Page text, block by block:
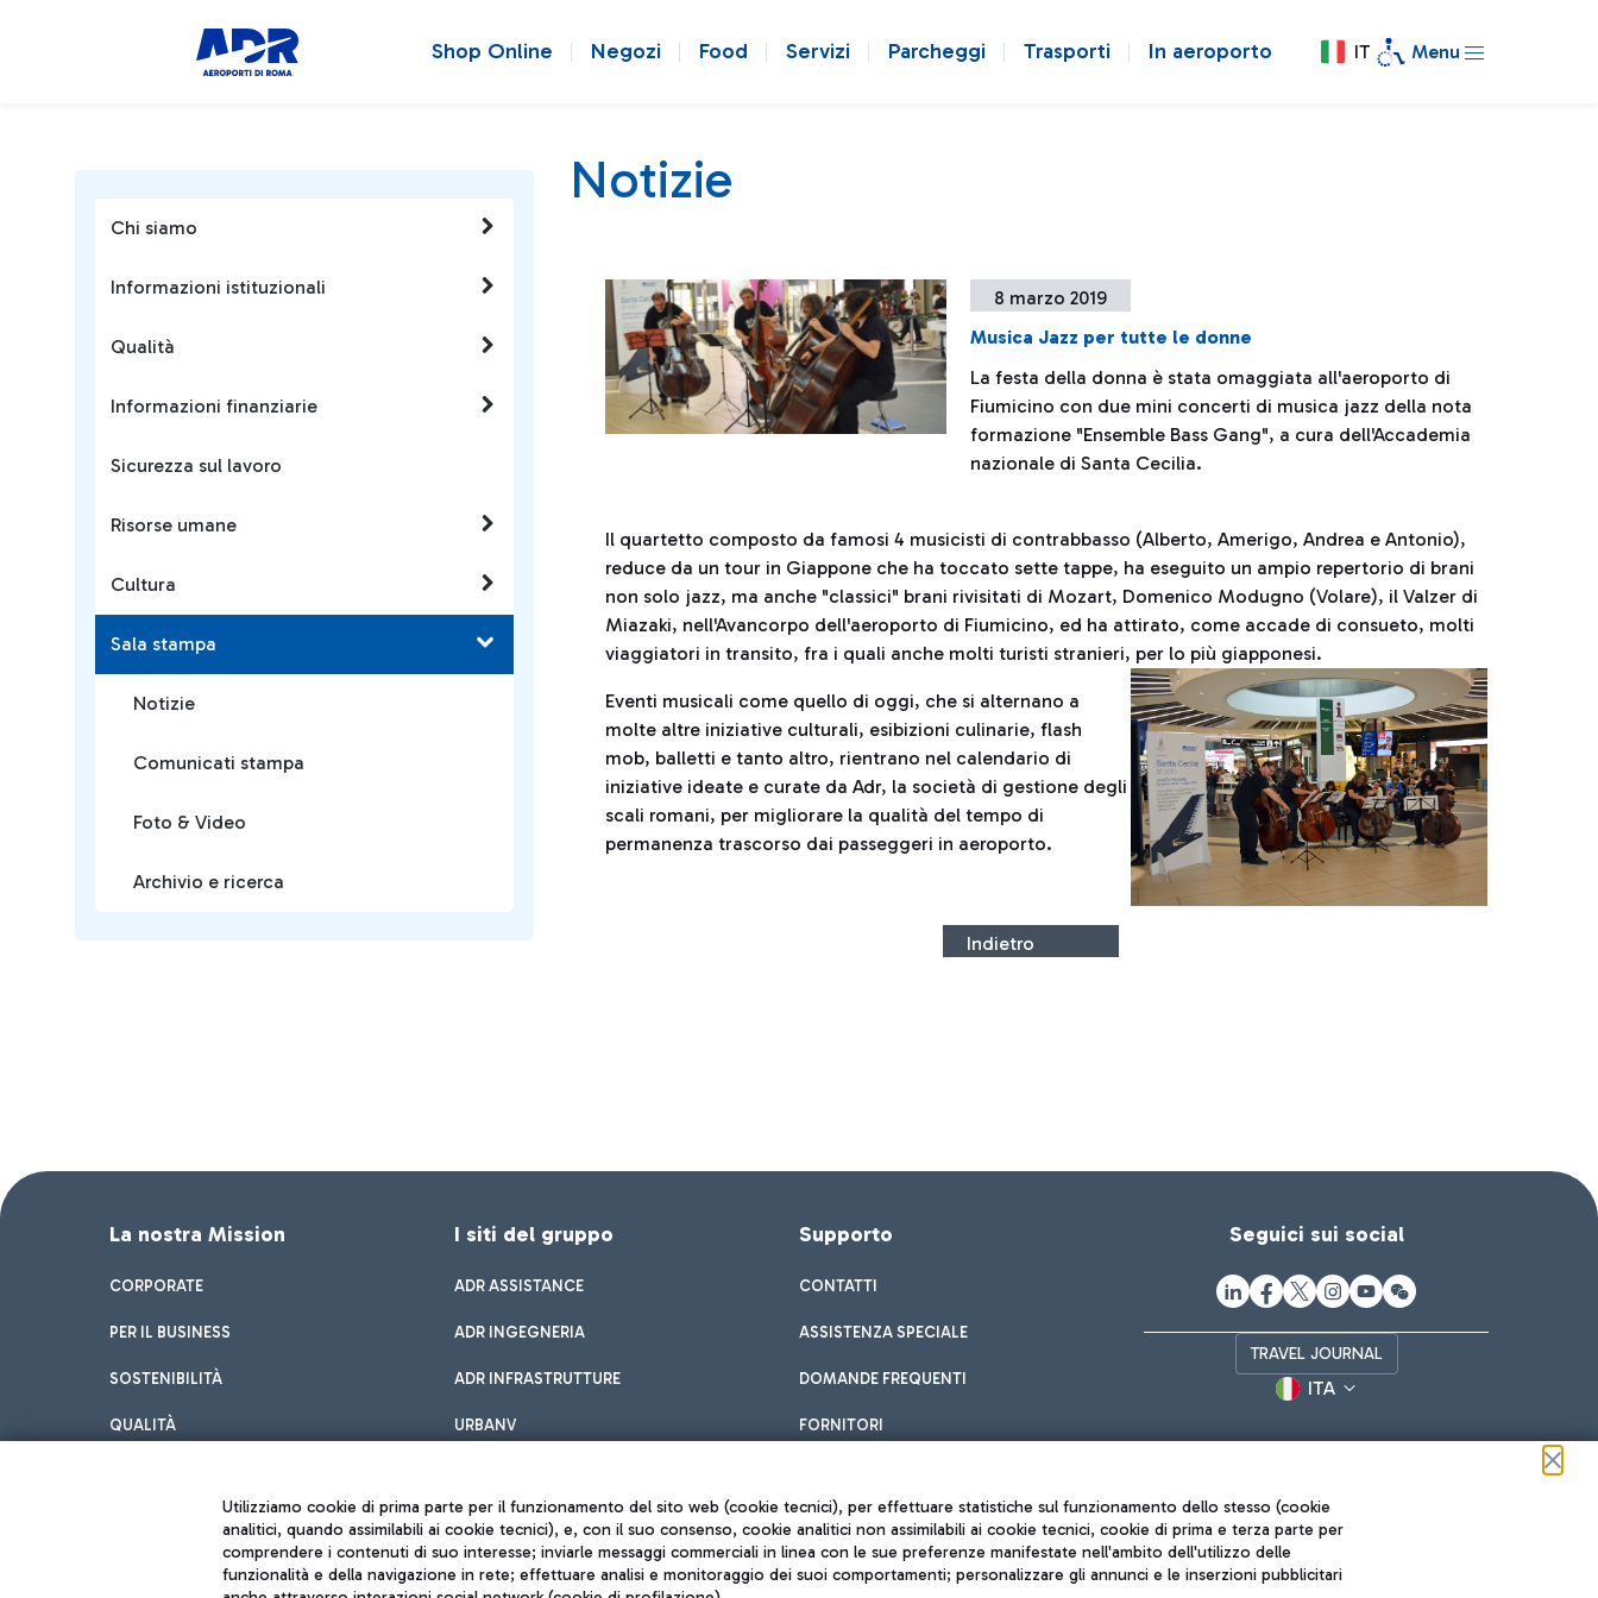
Shop Online Negozi Food Servizi Parcheggi Trasporti In aeroporto IT Menu
Chi siamo
Informazioni istituzionali
Qualità
Informazioni finanziarie
Sicurezza sul lavoro
Risorse umane
Cultura
Sala stampa
Notizie
Comunicati stampa
Foto & Video
Archivio e ricerca
Notizie
8 marzo 2019
Musica Jazz per tutte le donne
La festa della donna è stata omaggiata all'aeroporto di
Fiumicino con due mini concerti di musica jazz della nota
formazione "Ensemble Bass Gang", a cura dell'Accademia
nazionale di Santa Cecilia.
Il quartetto composto da famosi 4 musicisti di contrabbasso (Alberto, Amerigo, Andrea e Antonio),
reduce da un tour in Giappone che ha toccato sette tappe, ha eseguito un ampio repertorio di brani
non solo jazz, ma anche "classici" brani rivisitati di Mozart, Domenico Modugno (Volare), il Valzer di
Miazaki, nell'Avancorpo dell'aeroporto di Fiumicino, ed ha attirato, come accade di consueto, molti
viaggiatori in transito, fra i quali anche molti turisti stranieri, per lo più giapponesi.
Eventi musicali come quello di oggi, che si alternano a
molte altre iniziative culturali, esibizioni culinarie, flash
mob, balletti e tanto altro, rientrano nel calendario di
iniziative ideate e curate da Adr, la società di gestione degli
scali romani, per migliorare la qualità del tempo di
permanenza trascorso dai passeggeri in aeroporto.
Indietro
La nostra Mission
CORPORATE
PER IL BUSINESS
SOSTENIBILITÀ
QUALITÀ
I siti del gruppo
ADR ASSISTANCE
ADR INGEGNERIA
ADR INFRASTRUTTURE
URBANV
Supporto
CONTATTI
ASSISTENZA SPECIALE
DOMANDE FREQUENTI
FORNITORI
Seguici sui social
TRAVEL JOURNAL
ITA
Utilizziamo cookie di prima parte per il funzionamento del sito web (cookie tecnici), per effettuare statistiche sul funzionamento dello stesso (cookie
analitici, quando assimilabili ai cookie tecnici), e, con il suo consenso, cookie analitici non assimilabili ai cookie tecnici, cookie di prima e terza parte per
comprendere i contenuti di suo interesse; inviarle messaggi commerciali in linea con le sue preferenze manifestate nell'ambito dell'utilizzo delle
funzionalità e della navigazione in rete; effettuare analisi e monitoraggio dei suoi comportamenti; personalizzare gli annunci e le inserzioni pubblicitari